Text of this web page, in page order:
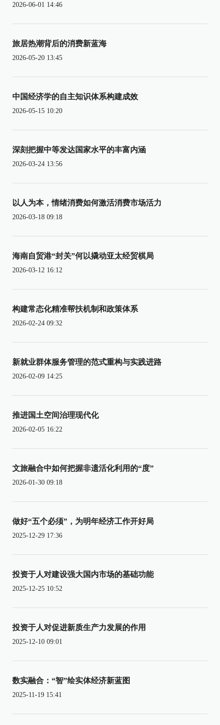
2026-06-01 14:46
旅居热潮背后的消费新蓝海
2026-05-20 13:45
中国经济学的自主知识体系构建成效
2026-05-15 10:20
深刻把握中等发达国家水平的丰富内涵
2026-03-24 13:56
以人为本，情绪消费如何激活消费市场活力
2026-03-18 09:18
海南自贸港“封关”何以撬动亚太经贸棋局
2026-03-12 16:12
构建常态化精准帮扶机制和政策体系
2026-02-24 09:32
新就业群体服务管理的范式重构与实践进路
2026-02-09 14:25
推进国土空间治理现代化
2026-02-05 16:22
文旅融合中如何把握非遗活化利用的“度”
2026-01-30 09:18
做好“五个必须”，为明年经济工作开好局
2025-12-29 17:36
投资于人对建设强大国内市场的基础功能
2025-12-25 10:52
投资于人对促进新质生产力发展的作用
2025-12-10 09:01
数实融合：“智”绘实体经济新蓝图
2025-11-19 15:41